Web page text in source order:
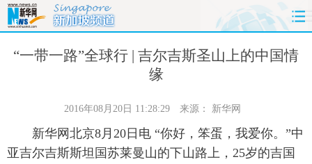
首页 时政 国际 财经
港澳 台湾 华人 汽车
“一带一路”全球行 | 吉尔吉斯圣山上的中国情
缘
2016年08月20日 11:28:29 来源： 新华网
新华网北京8月20日电 “你好，笨蛋，我爱你。”中
亚吉尔吉斯斯坦国苏莱曼山的下山路上，25岁的吉国